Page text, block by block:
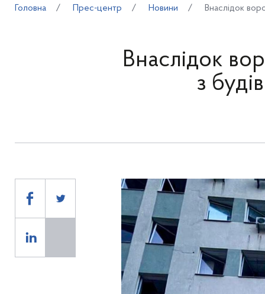
Головна Прес-центр Новини Внаслідок
Внаслідок
з